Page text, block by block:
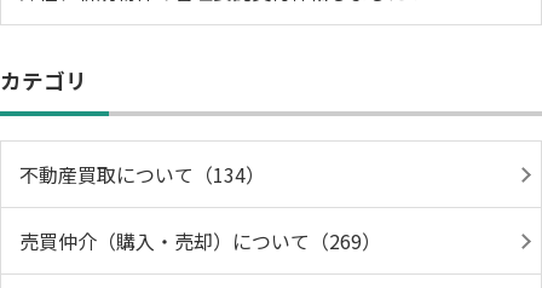
カテゴリ
不動産買取について（134）
売買仲介（購入・売却）について（269）